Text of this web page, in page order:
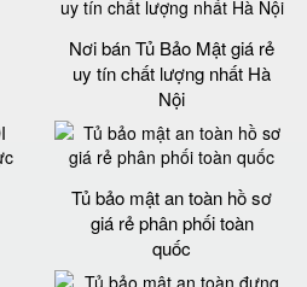
Nơi bán Tủ Bảo Mật giá rẻ
uy tín chất lượng nhất Hà
Nội
Tủ bảo mật an toàn hồ sơ
giá rẻ phân phối toàn
quốc